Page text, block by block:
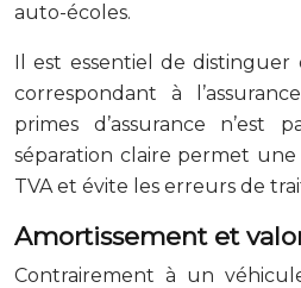
auto-écoles.
Il est essentiel de
correspondant à
primes d’assurance n’est
séparation claire permet
TVA et évite les erreurs de
Amortissement et
Contrairement à un